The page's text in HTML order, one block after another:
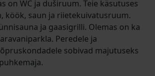
on WC ja duširuum. Teie käsutuses
köök, saun ja riietekuivatusruum.
ja gaasigrilli. Olemas on ka
Peredele ja
sobivad majutuseks